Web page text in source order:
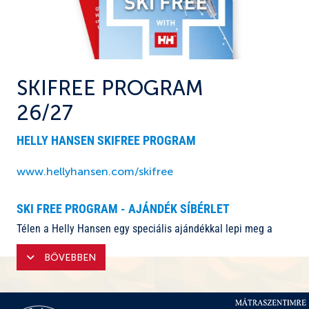
TRÉNINGEK ÉS VERSENYEK
A MAGAS-MÁTRÁBAN
MÁTRAALJÁN, MÁTRALÁBÁN
SÍPARK ZÖLDEN
SÍBÉRLET ÁRAK
FIZETÉSI MÓDOK
SZOLGÁLTATÁSOK DÍJAI
ELŐVÉTEL
ONLINE TICKET
SKIFREE PROGRAM
26/27
HELLY HANSEN SKIFREE PROGRAM
www.hellyhansen.com/skifree
SKI FREE PROGRAM - AJÁNDÉK SÍBÉRLET
Télen a Helly Hansen egy speciális ajándékkal lepi meg a
magyar síelőket: a Mátraszentistván Sípark a SKIFREE
program részévé vált. A Helly Hansen már több szezon óta
védelemmel és teljesítménnyel szemben támasztott
BŐVEBBEN